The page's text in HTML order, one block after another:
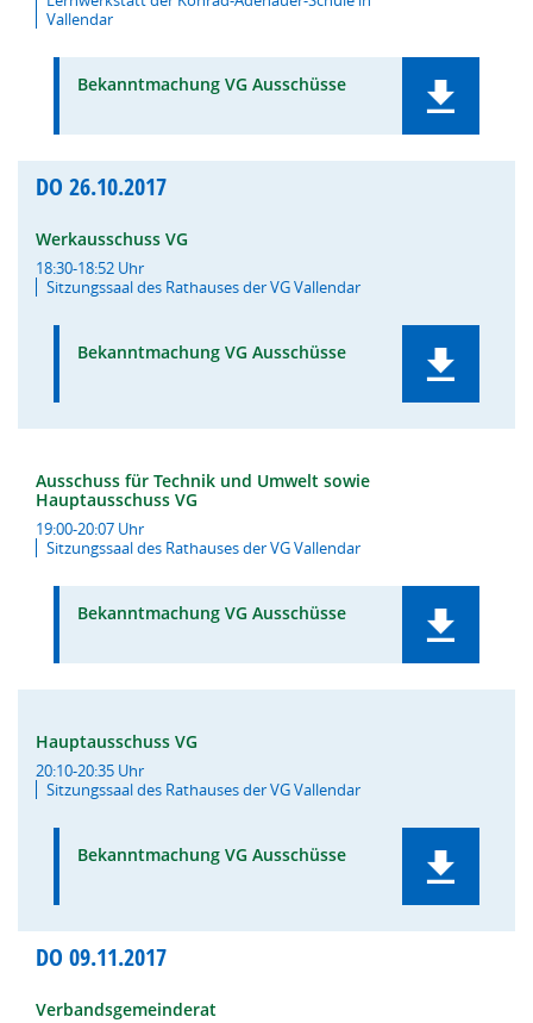
Vallendar
Bekanntmachung VG Ausschüsse
DO 26.10.2017
Werkausschuss VG
18:30-18:52 Uhr
Sitzungssaal des Rathauses der VG Vallendar
Bekanntmachung VG Ausschüsse
Ausschuss für Technik und Umwelt sowie
Hauptausschuss VG
19:00-20:07 Uhr
Sitzungssaal des Rathauses der VG Vallendar
Bekanntmachung VG Ausschüsse
Hauptausschuss VG
20:10-20:35 Uhr
Sitzungssaal des Rathauses der VG Vallendar
Bekanntmachung VG Ausschüsse
DO 09.11.2017
Verbandsgemeinderat